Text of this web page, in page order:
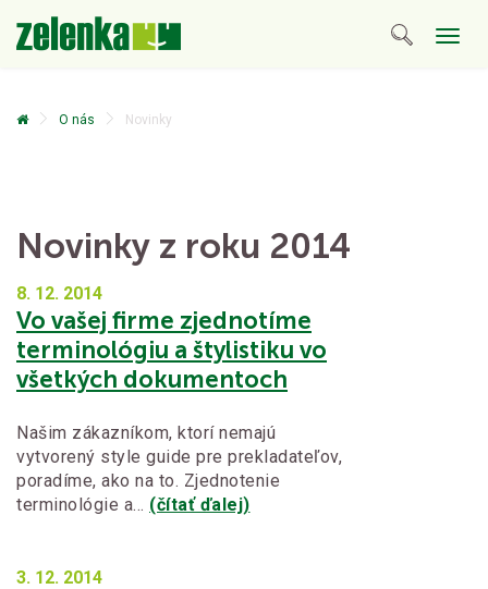
O nás Novinky
Novinky z roku 2014
8. 12. 2014
Vo vašej firme zjednotíme
terminológiu a štylistiku vo
všetkých dokumentoch
Našim zákazníkom, ktorí nemajú
vytvorený style guide pre prekladateľov,
poradíme, ako na to. Zjednotenie
terminológie a… (čítať ďalej)
3. 12. 2014